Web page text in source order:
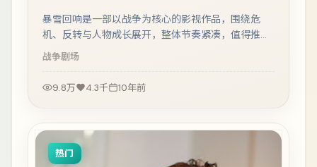
暴雪回响是一部以战争为核心的影视作品，围绕危
机、反转与人物成长展开，整体节奏紧凑，值得推荐
观看。
战争剧场
9.8万 4.3千 10年前
热门